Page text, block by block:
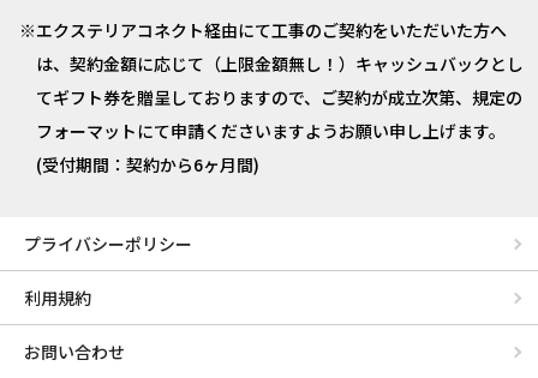
エクステリアコネクト経由にて工事のご契約をいただいた方へ
は、契約金額に応じて（上限金額無し！）キャッシュバックとし
てギフト券を贈呈しておりますので、ご契約が成立次第、規定の
フォーマットにて申請くださいますようお願い申し上げます。
(受付期間：契約から6ヶ月間)
プライバシーポリシー
利用規約
お問い合わせ